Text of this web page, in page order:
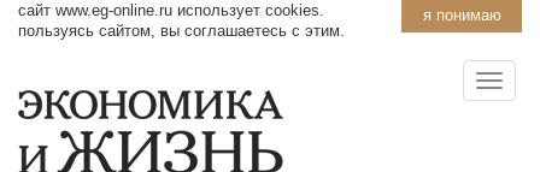
я понимаю
сайт www.eg-online.ru использует cookies.
пользуясь сайтом, вы соглашаетесь с этим.